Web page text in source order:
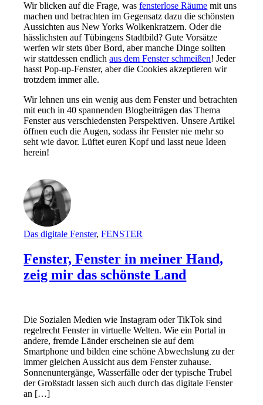
Wir blicken auf die Frage, wasfensterlose Räume mit uns
machen und betrachten im Gegensatz dazu die schönsten
Aussichten aus New Yorks Wolkenkratzern. Oder die
hässlichsten auf Tübingens Stadtbild? Gute Vorsätze
werfen wir stets über Bord, aber manche Dinge sollten
wir stattdessen endlichaus dem Fenster schmeißen! Jeder
hasst Pop-up-Fenster, aber die Cookies akzeptieren wir
trotzdem immer alle.
Wir lehnen uns ein wenig aus dem Fenster und betrachten
mit euch in 40 spannenden Blogbeiträgen das Thema
Fenster aus verschiedensten Perspektiven. Unsere Artikel
öffnen euch die Augen, sodass ihr Fenster nie mehr so
seht wie davor. Lüftet euren Kopf und lasst neue Ideen
herein!
Das digitale Fenster,FENSTER
Fenster, Fenster in meiner Hand,
zeig mir das schönste Land
Die Sozialen Medien wie Instagram oder TikTok sind
regelrecht Fenster in virtuelle Welten. Wie ein Portal in
andere, fremde Länder erscheinen sie auf dem
Smartphone und bilden eine schöne Abwechslung zu der
immer gleichen Aussicht aus dem Fenster zuhause.
Sonnenuntergänge, Wasserfälle oder der typische Trubel
der Großstadt lassen sich auch durch das digitale Fenster
an […]